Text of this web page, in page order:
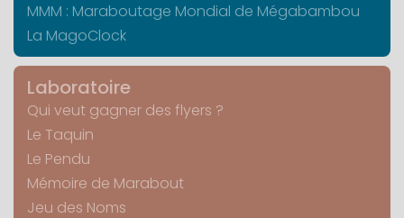
MMM : Maraboutage Mondial de Mégabambou
La MagoClock
Laboratoire
Qui veut gagner des flyers ?
Le Taquin
Le Pendu
Mémoire de Marabout
Jeu des Noms